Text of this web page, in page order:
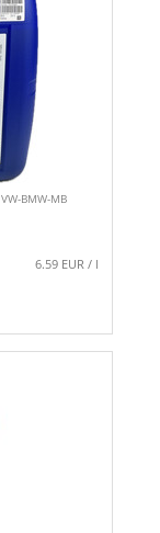
BMW-MB
6.59 EUR / l